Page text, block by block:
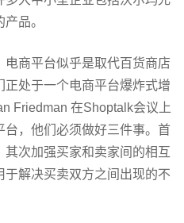
品。
电商平台似乎是取代百货商店
处于一个电商平台爆炸式增
Friedman 在Shoptalk会议上
，他们必须做好三件事。首
次加强买家和卖家间的相互
解决买卖双方之间出现的不